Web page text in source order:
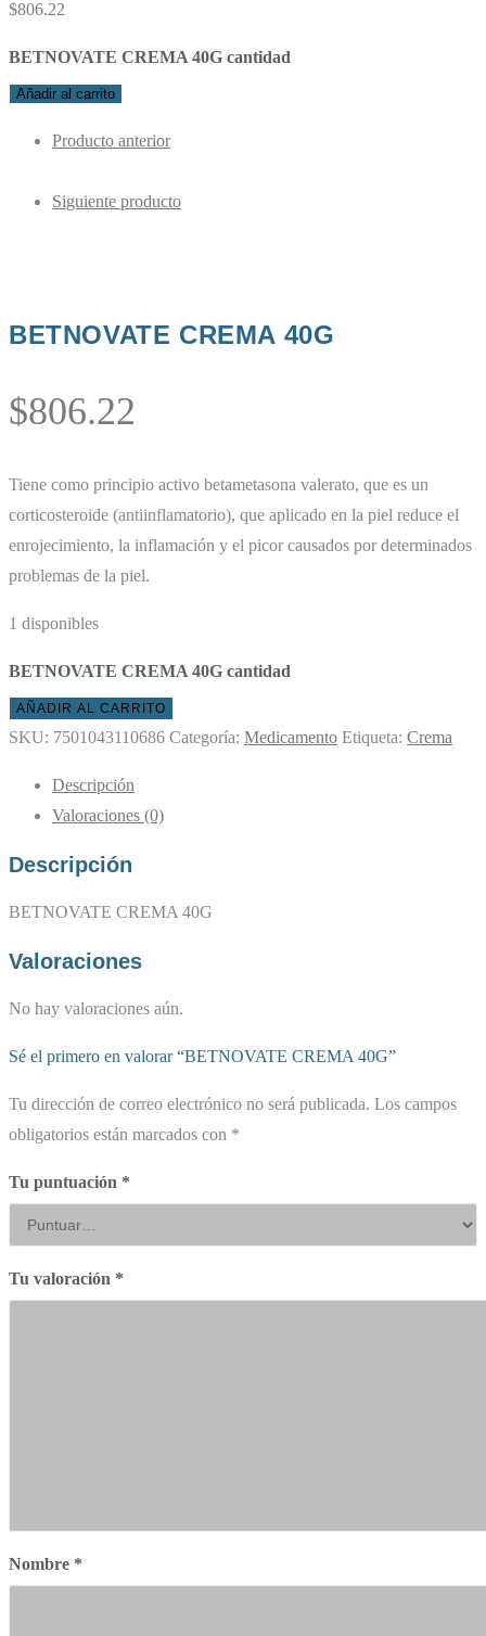
$806.22
BETNOVATE CREMA 40G cantidad
Añadir al carrito
Producto anterior
Siguiente producto
BETNOVATE CREMA 40G
$806.22
Tiene como principio activo betametasona valerato, que es un
corticosteroide (antiinflamatorio), que aplicado en la piel reduce el
enrojecimiento, la inflamación y el picor causados por determinados
problemas de la piel.
1 disponibles
BETNOVATE CREMA 40G cantidad
AÑADIR AL CARRITO
SKU: 7501043110686 Categoría: Medicamento Etiqueta: Crema
Descripción
Valoraciones (0)
Descripción
BETNOVATE CREMA 40G
Valoraciones
No hay valoraciones aún.
Sé el primero en valorar “BETNOVATE CREMA 40G”
Tu dirección de correo electrónico no será publicada. Los campos
obligatorios están marcados con *
Tu puntuación *
Tu valoración *
Nombre *